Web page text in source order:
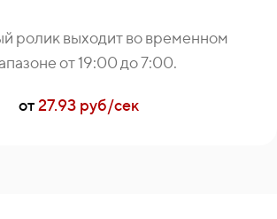
ролик выходит во временном
от 19:00 до 7:00.
от27.93 руб/сек